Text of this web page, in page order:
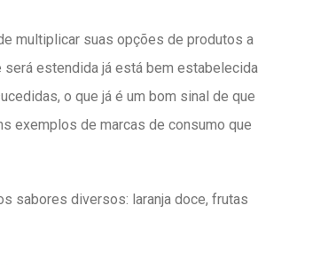
multiplicar suas opções de produtos a
estendida já está bem estabelecida
o que já é um bom sinal de que
exemplos de marcas de consumo que
sabores diversos: laranja doce, frutas